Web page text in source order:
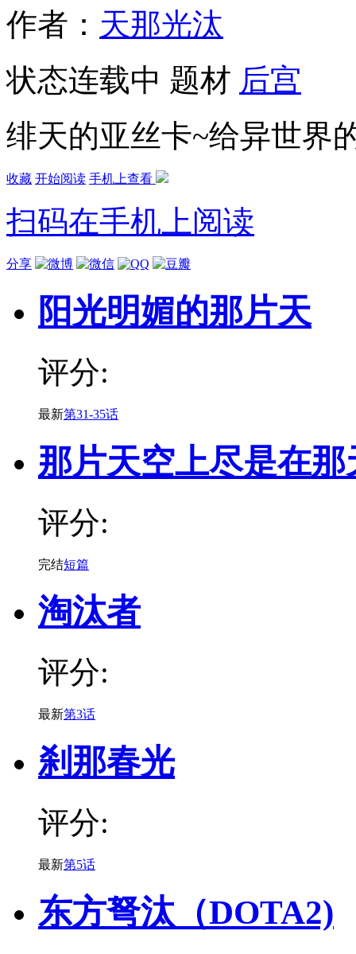
作者： 天那光汰
状态连载中 题材 后宫
绯天的亚丝卡~给异世界
收藏 开始阅读 手机上查看
扫码在手机上阅读
分享
阳光明媚的那片天
评分:
最新第31-35话
那片天空上尽是在
评分:
完结短篇
淘汰者
评分:
最新第3话
刹那春光
评分:
最新第5话
东方弩汰（DOTA2)